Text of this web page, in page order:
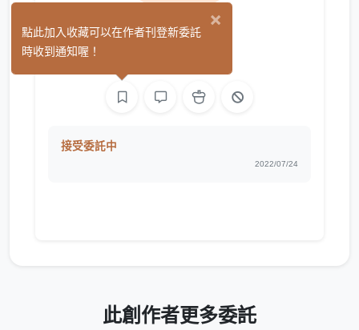
悠真 (0)
接受委託中
2022/07/24
此創作者更多委託
×
點此加入收藏可以在作者刊登新委託
時收到通知喔！